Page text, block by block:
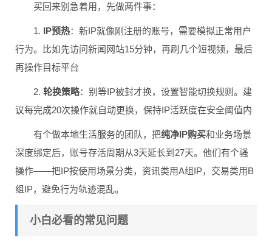
买回来别急着用，先做两件事：
1. IP预热：新IP就像刚注册的账号，需要模拟正常用户
行为。比如先访问新闻网站15分钟，再刷几个短视频，最后
再操作目标平台
2. 轮换策略：别等IP被封才换，设置智能切换规则。建
议每完成20次操作就自动更换，保持IP活跃度在安全阈值内
有个做本地生活服务的团队，把纯净IP购买和业务场景
深度绑定后，账号存活周期从3天延长到27天。他们有个骚
操作——把IP按使用场景分类，资讯类用A组IP，交易类用B
组IP，避免行为轨迹混乱。
小白必看的常见问题